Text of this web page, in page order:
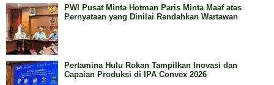
PWI Pusat Minta Hotman Paris Minta Maaf atas
Pernyataan yang Dinilai Rendahkan Wartawan
Pertamina Hulu Rokan Tampilkan Inovasi dan
Capaian Produksi di IPA Convex 2026